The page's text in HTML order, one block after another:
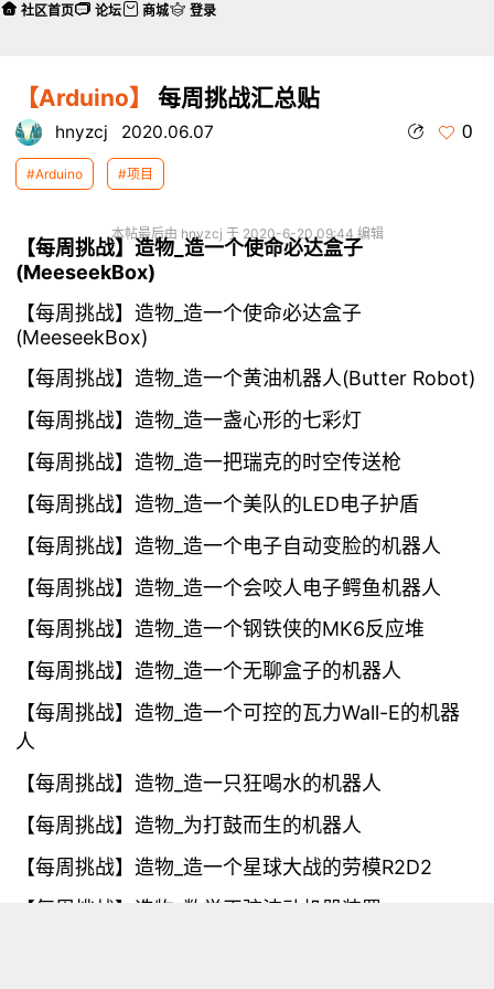
【Arduino】 每周挑战汇总贴
hnyzcj 2020.06.07 0
#Arduino #项目
本帖最后由 hnyzcj 于 2020-6-20 09:44 编辑
【每周挑战】造物_造一个使命必达盒子
(MeeseekBox)
【每周挑战】造物_造一个使命必达盒子
(MeeseekBox)
【每周挑战】造物_造一个黄油机器人(Butter Robot)
【每周挑战】造物_造一盏心形的七彩灯
【每周挑战】造物_造一把瑞克的时空传送枪
【每周挑战】造物_造一个美队的LED电子护盾
【每周挑战】造物_造一个电子自动变脸的机器人
【每周挑战】造物_造一个会咬人电子鳄鱼机器人
【每周挑战】造物_造一个钢铁侠的MK6反应堆
【每周挑战】造物_造一个无聊盒子的机器人
【每周挑战】造物_造一个可控的瓦力Wall-E的机器
人
【每周挑战】造物_造一只狂喝水的机器人
【每周挑战】造物_为打鼓而生的机器人
【每周挑战】造物_造一个星球大战的劳模R2D2
【每周挑战】造物_数学正弦波动机器装置
社区首页 论坛 商城 登录